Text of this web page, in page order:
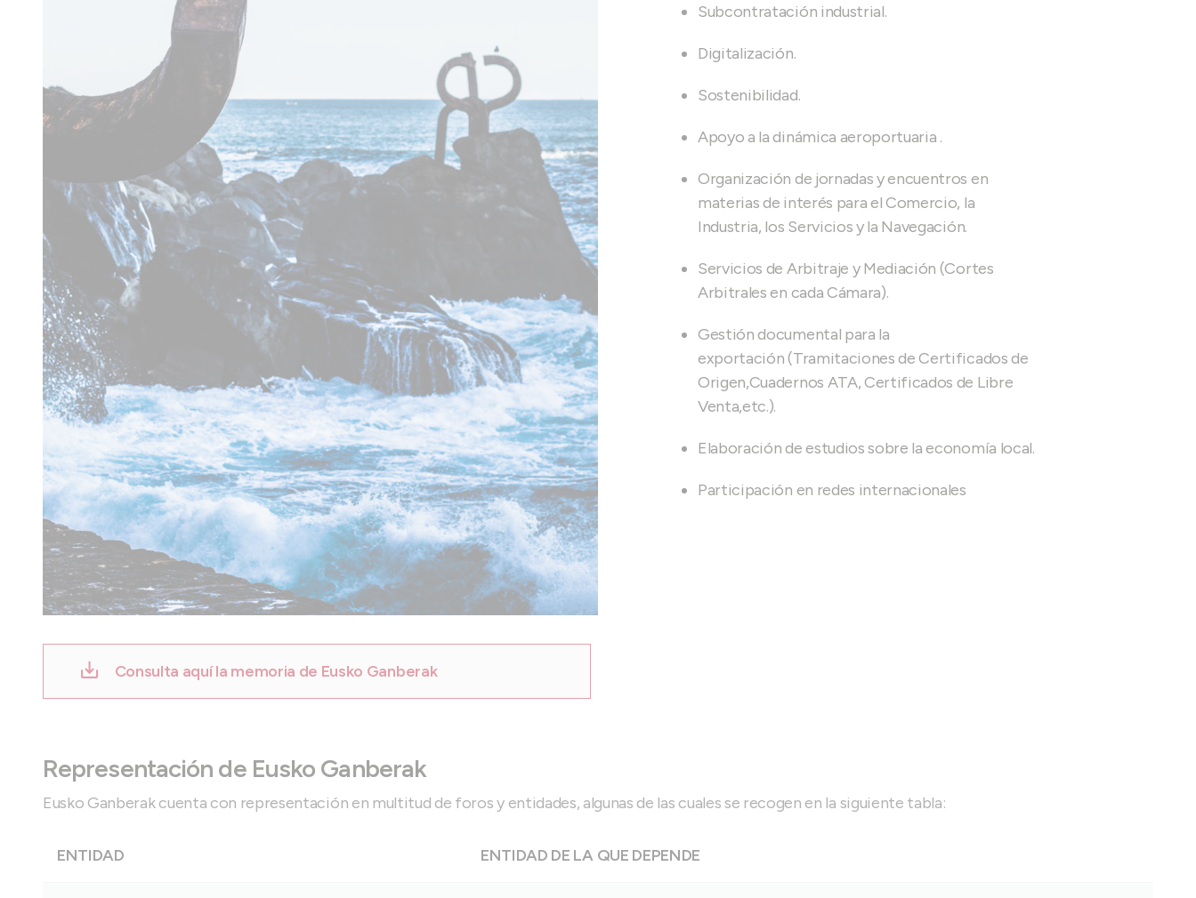
Subcontratación industrial.
Digitalización.
Sostenibilidad.
Apoyo a la dinámica aeroportuaria .
Organización de jornadas y encuentros en
materias de interés para el Comercio, la
Industria, los Servicios y la Navegación.
Servicios de Arbitraje y Mediación (Cortes
Arbitrales en cada Cámara).
Gestión documental para la
exportación (Tramitaciones de Certificados de
Origen,Cuadernos ATA, Certificados de Libre
Venta,etc.).
Elaboración de estudios sobre la economía local.
Participación en redes internacionales
Consulta aquí la memoria de Eusko Ganberak
Representación de Eusko Ganberak
Eusko Ganberak cuenta con representación en multitud de foros y entidades, algunas de las cuales se recogen en la siguiente tabla:
ENTIDAD ENTIDAD DE LA QUE DEPENDE